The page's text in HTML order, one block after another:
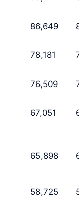
86,649
78,181
76,509
67,051
65,898
58,725